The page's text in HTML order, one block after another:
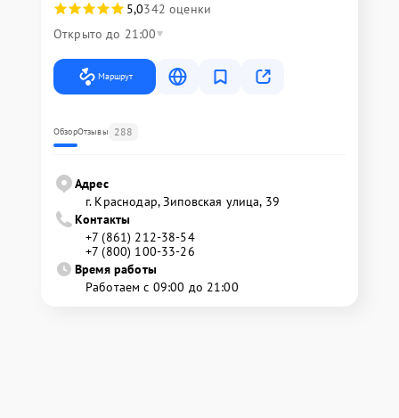
5,0342 оценки
Открыто до 21:00
Маршрут
ОбзорОтзывы 288
Адрес
г. Краснодар, Зиповская улица, 39
Контакты
+7 (861) 212-38-54
+7 (800) 100-33-26
Время работы
Работаем с 09:00 до 21:00